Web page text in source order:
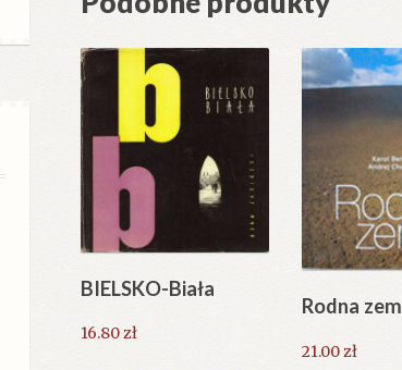
BIELSKO-Biała
16.80zł
Rodna zem
21.00zł